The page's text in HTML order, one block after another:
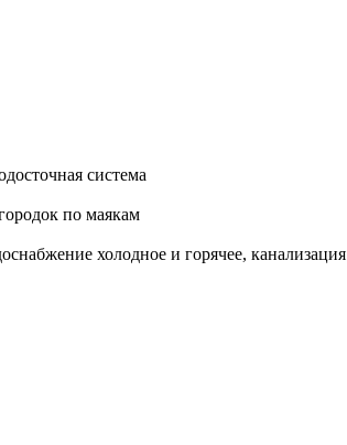
система
по маякам
холодное и горячее, канализация